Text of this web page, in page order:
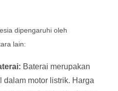
dipengaruhi oleh
lain:
Baterai merupakan
dalam motor listrik. Harga